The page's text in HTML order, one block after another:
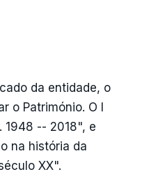
da entidade, o
o Património. O I
1948 -- 2018", e
na história da
XX".